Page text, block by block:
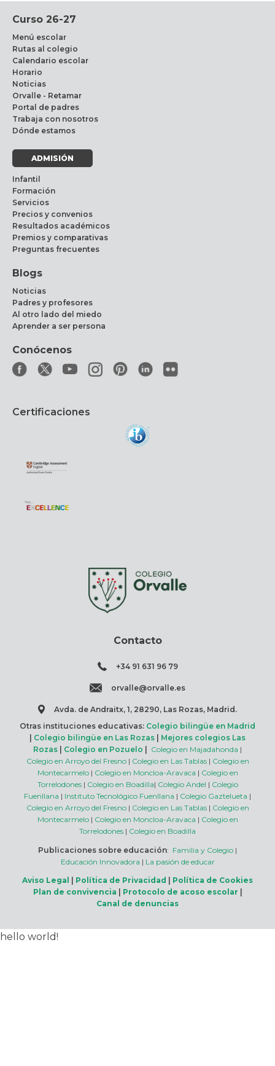
Curso 26-27
Menú escolar
Rutas al colegio
Calendario escolar
Horario
Noticias
Orvalle - Retamar
Portal de padres
Trabaja con nosotros
Dónde estamos
ADMISIÓN
Infantil
Formación
Servicios
Precios y convenios
Resultados académicos
Premios y comparativas
Preguntas frecuentes
Blogs
Noticias
Padres y profesores
Al otro lado del miedo
Aprender a ser persona
Conócenos
Certificaciones
Contacto
+34 91 631 96 79
orvalle@orvalle.es
Avda. de Andraitx, 1, 28290, Las Rozas, Madrid.
Otras instituciones educativas: Colegio bilingüe en Madrid
| Colegio bilingüe en Las Rozas | Mejores colegios Las
Rozas | Colegio en Pozuelo | Colegio en Majadahonda |
Colegio en Arroyo del Fresno| Colegio en Las Tablas| Colegio en
Montecarmelo| Colegio en Moncloa-Aravaca | Colegio en
Torrelodones| Colegio en Boadilla| Colegio Andel | Colegio
Fuenllana | Instituto Tecnológico Fuenllana | Colegio Gaztelueta |
Colegio en Arroyo del Fresno| Colegio en Las Tablas| Colegio en
Montecarmelo| Colegio en Moncloa-Aravaca | Colegio en
Torrelodones | Colegio en Boadilla
Publicaciones sobre educación: Familia y Colegio |
Educación Innovadora | La pasión de educar
Aviso Legal | Política de Privacidad | Política de Cookies
Plan de convivencia | Protocolo de acoso escolar |
Canal de denuncias
hello world!